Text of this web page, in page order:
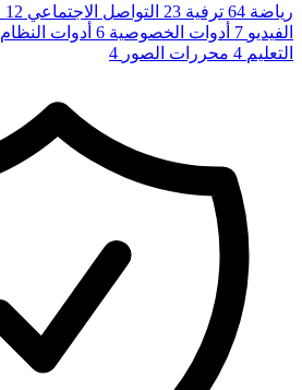
رياضة 64 ترفية 23 التواصل الاجتماعي 12
الفيديو 7 أدوات الخصوصية 6 أدوات النظام
التعليم 4 محررات الصور 4